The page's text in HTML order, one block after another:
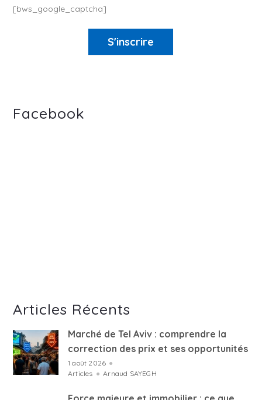
[bws_google_captcha]
S'inscrire
Facebook
Articles Récents
Marché de Tel Aviv : comprendre la
correction des prix et ses opportunités
1 août 2026 ●
Articles ● Arnaud SAYEGH